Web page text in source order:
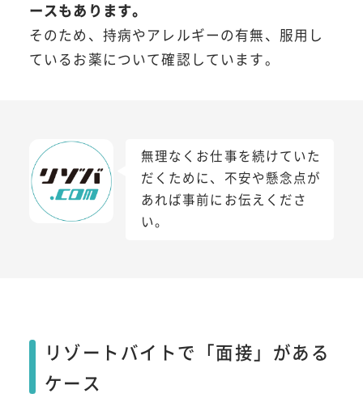
ースもあります。
そのため、持病やアレルギーの有無、服用し
ているお薬について確認しています。
無理なくお仕事を続けていた
だくために、不安や懸念点が
あれば事前にお伝えくださ
い。
リゾートバイトで「面接」がある
ケース